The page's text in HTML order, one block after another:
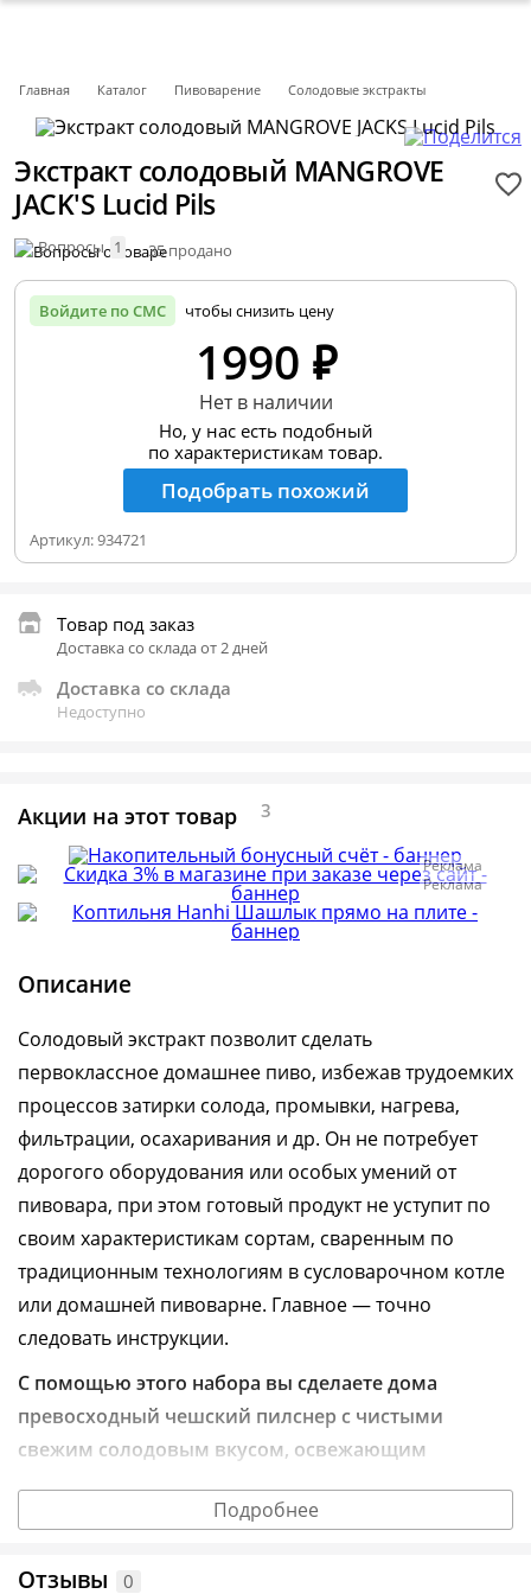
Главная Каталог Пивоварение Солодовые экстракты
Экстракт солодовый MANGROVE
JACK'S Lucid Pils
Вопросы 1 35 продано
Войдите по СМС чтобы снизить цену
1990 ₽
Нет в наличии
Но, у нас есть подобный
по характеристикам товар.
Подобрать похожий
Артикул:934721
Товар под заказ
Доставка со склада от 2 дней
Доставка со склада
Недоступно
Акции на этот товар 3
Реклама
Реклама
Описание
Солодовый экстракт позволит сделать
первоклассное домашнее пиво, избежав трудоемких
процессов затирки солода, промывки, нагрева,
фильтрации, осахаривания и др. Он не потребует
дорогого оборудования или особых умений от
пивовара, при этом готовый продукт не уступит по
своим характеристикам сортам, сваренным по
традиционным технологиям в сусловарочном котле
или домашней пивоварне. Главное — точно
следовать инструкции.
С помощью этого набора вы сделаете дома
превосходный чешский пилснер с чистыми
свежим солодовым вкусом, освежающим
В составе набора есть все необходимое для
Подробнее
Отзывы 0